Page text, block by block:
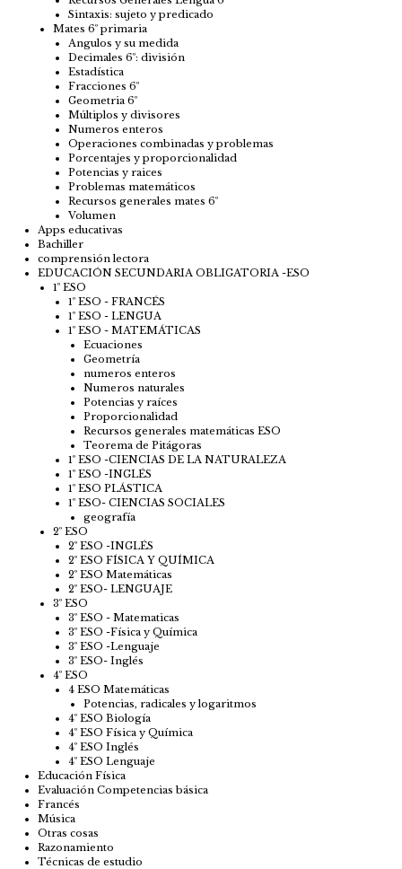
Sintaxis: sujeto y predicado
Mates 6º primaria
Angulos y su medida
Decimales 6º: división
Estadística
Fracciones 6º
Geometria 6º
Múltiplos y divisores
Numeros enteros
Operaciones combinadas y problemas
Porcentajes y proporcionalidad
Potencias y raices
Problemas matemáticos
Recursos generales mates 6º
Volumen
Apps educativas
Bachiller
comprensión lectora
EDUCACIÓN SECUNDARIA OBLIGATORIA -ESO
1º ESO
1º ESO - FRANCÉS
1º ESO - LENGUA
1º ESO - MATEMÁTICAS
Ecuaciones
Geometría
numeros enteros
Numeros naturales
Potencias y raíces
Proporcionalidad
Recursos generales matemáticas ESO
Teorema de Pitágoras
1º ESO -CIENCIAS DE LA NATURALEZA
1º ESO -INGLÉS
1º ESO PLÁSTICA
1º ESO- CIENCIAS SOCIALES
geografía
2º ESO
2º ESO -INGLÉS
2º ESO FÍSICA Y QUÍMICA
2º ESO Matemáticas
2º ESO- LENGUAJE
3º ESO
3º ESO - Matematicas
3º ESO -Física y Química
3º ESO -Lenguaje
3º ESO- Inglés
4º ESO
4 ESO Matemáticas
Potencias, radicales y logaritmos
4º ESO Biología
4º ESO Física y Química
4º ESO Inglés
4º ESO Lenguaje
Educación Física
Evaluación Competencias básica
Francés
Música
Otras cosas
Razonamiento
Técnicas de estudio